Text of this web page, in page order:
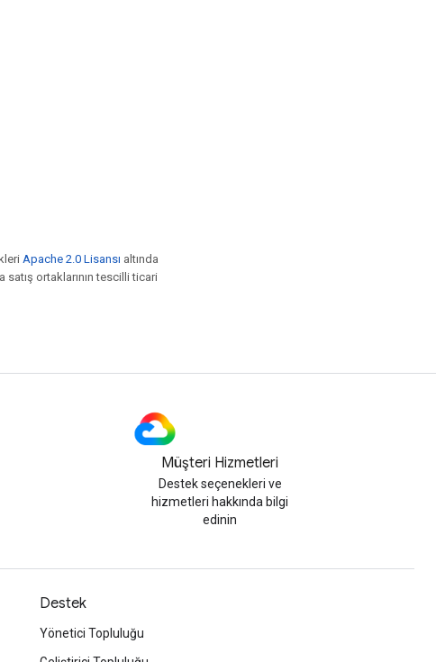
Apache 2.0 Lisansı altında
satış ortaklarının tescilli ticari
Müşteri Hizmetleri
Destek seçenekleri ve
hizmetleri hakkında bilgi
edinin
Destek
Yönetici Topluluğu